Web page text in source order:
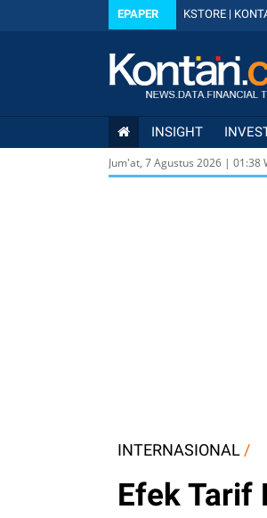
EPAPER KSTORE |
INSIGHT
Jum'at, 7 Agustus 2026 | 01:38
INTERNASIONAL /
Efek Tarif